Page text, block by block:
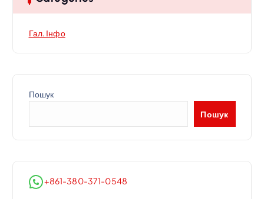
Гал. Інфо
Пошук
Пошук
+861-380-371-0548